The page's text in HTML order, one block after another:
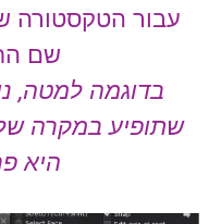
עבור הטקסטורה
שם
בדוגמה למטה,
שתופיע במקרה
היא